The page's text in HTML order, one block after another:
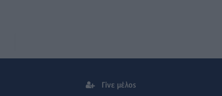
Γίνε μέλος